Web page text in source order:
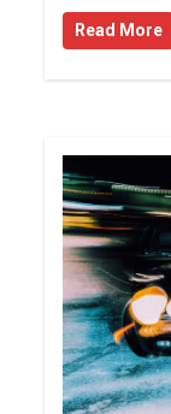
Read More